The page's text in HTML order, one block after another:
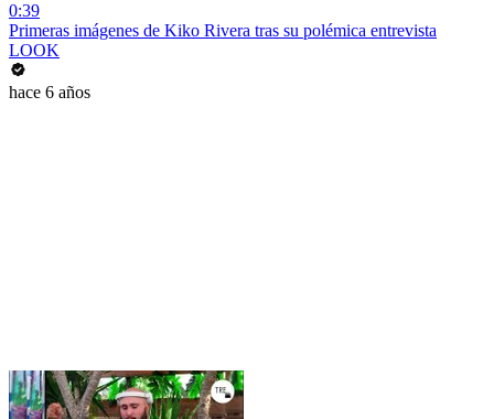
0:39
Primeras imágenes de Kiko Rivera tras su polémica entrevista
LOOK
hace 6 años